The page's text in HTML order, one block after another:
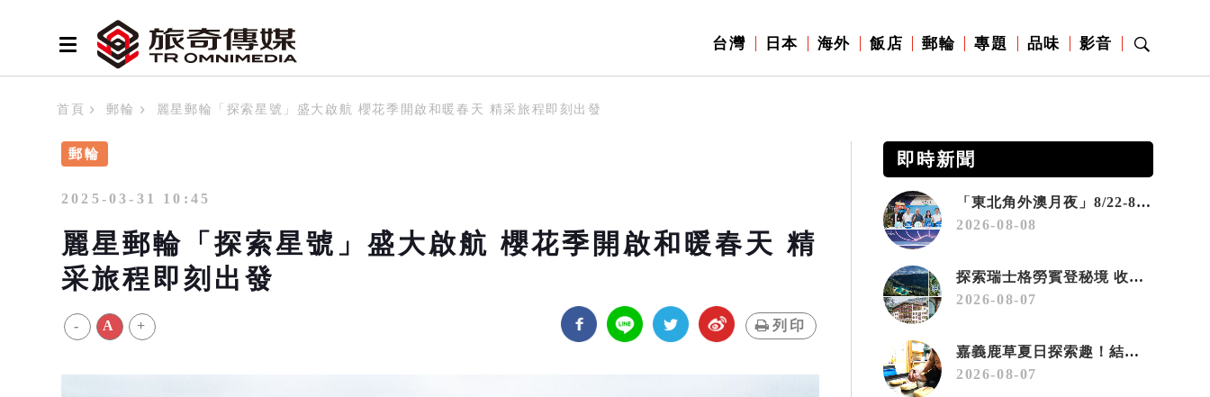
台灣 日本 海外 飯店 郵輪 專題 品味 影音
首頁 郵輪 麗星郵輪「探索星號」盛大啟航 櫻花季開啟和暖春天 精采旅程即刻出發
郵輪
2025-03-31 10:45
麗星郵輪「探索星號」盛大啟航 櫻花季開啟和暖春天 精
采旅程即刻出發
- A + 列印
即時新聞
「東北角外澳月夜」8/22-8/23浪漫登場 串聯五漁村、音樂、市集、火舞與慢旅共度夏夜
2026-08-08
探索瑞士格勞賓登秘境 收藏六種阿爾卑斯夏日療癒之旅
2026-08-07
嘉義鹿草夏日探索趣！結合科學、農場與自然的親子小旅行
2026-08-07